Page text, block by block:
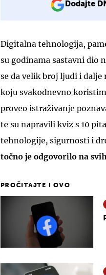
Dodajte
Digitalna tehnologija,
su godinama sastavni dio
se da velik broj ljudi i
koju svakodnevno
proveo istraživanje
te su napravili kviz s 10
tehnologije, sigurnosti i
točno je odgovorilo na
PROČITAJTE I OVO